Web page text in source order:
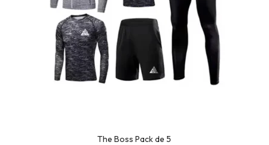
The Boss Pack de 5